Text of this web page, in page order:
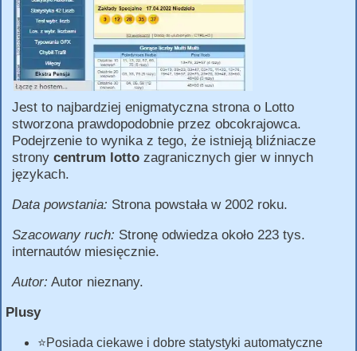
Jest to najbardziej enigmatyczna strona o Lotto
stworzona prawdopodobnie przez obcokrajowca.
Podejrzenie to wynika z tego, że istnieją bliźniacze
strony centrum lotto zagranicznych gier w innych
językach.
Data powstania: Strona powstała w 2002 roku.
Szacowany ruch: Stronę odwiedza około 223 tys.
internautów miesięcznie.
Autor: Autor nieznany.
Plusy
⭐Posiada ciekawe i dobre statystyki automatyczne